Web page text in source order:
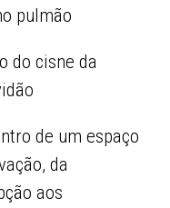
pulmão
do cisne da
de um espaço
da
aos